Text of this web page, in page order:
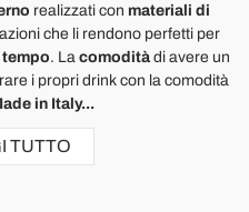
realizzati con materiali di
che li rendono perfetti per
. La comodità di avere un
i propri drink con la comodità
in Italy...
TUTTO